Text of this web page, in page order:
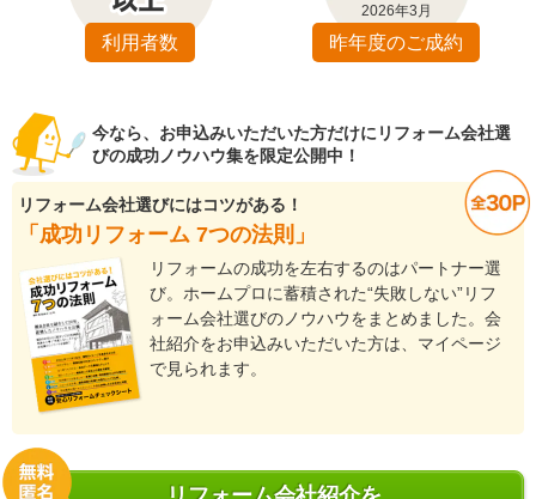
利用者数
2026年3月
昨年度のご成約
今なら、お申込みいただいた方だけにリフォーム会社選
びの成功ノウハウ集を限定公開中！
リフォーム会社選びにはコツがある！
「成功リフォーム 7つの法則」
リフォームの成功を左右するのはパートナー選
び。ホームプロに蓄積された“失敗しない”リフ
ォーム会社選びのノウハウをまとめました。会
社紹介をお申込みいただいた方は、マイページ
で見られます。